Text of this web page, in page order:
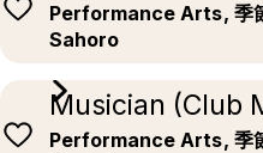
Performance Arts, 季
Sahoro
Musician (Club
Performance Arts, 季